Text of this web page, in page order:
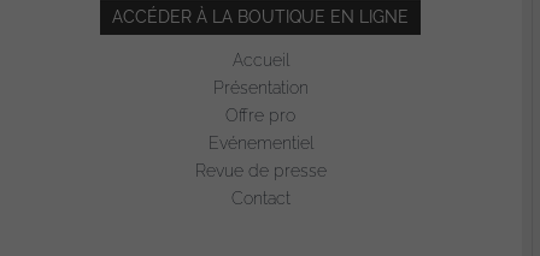
ACCÉDER À LA BOUTIQUE EN LIGNE
Accueil
Présentation
Offre pro
Evénementiel
Revue de presse
Contact